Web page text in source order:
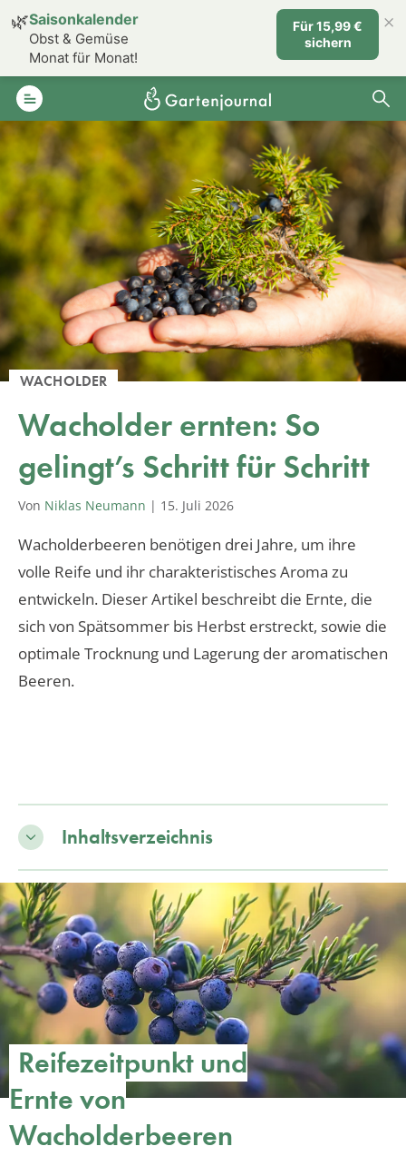
WACHOLDER
Wacholder ernten: So
gelingt’s Schritt für Schritt
Von Niklas Neumann | 15. Juli 2026
Wacholderbeeren benötigen drei Jahre, um ihre
volle Reife und ihr charakteristisches Aroma zu
entwickeln. Dieser Artikel beschreibt die Ernte, die
sich von Spätsommer bis Herbst erstreckt, sowie die
optimale Trocknung und Lagerung der aromatischen
Beeren.
Inhaltsverzeichnis
Reifezeitpunkt und
Ernte von
Wacholderbeeren
🌿Saisonkalender
Obst & Gemüse
Monat für Monat!
Für 15,99 €
sichern
×